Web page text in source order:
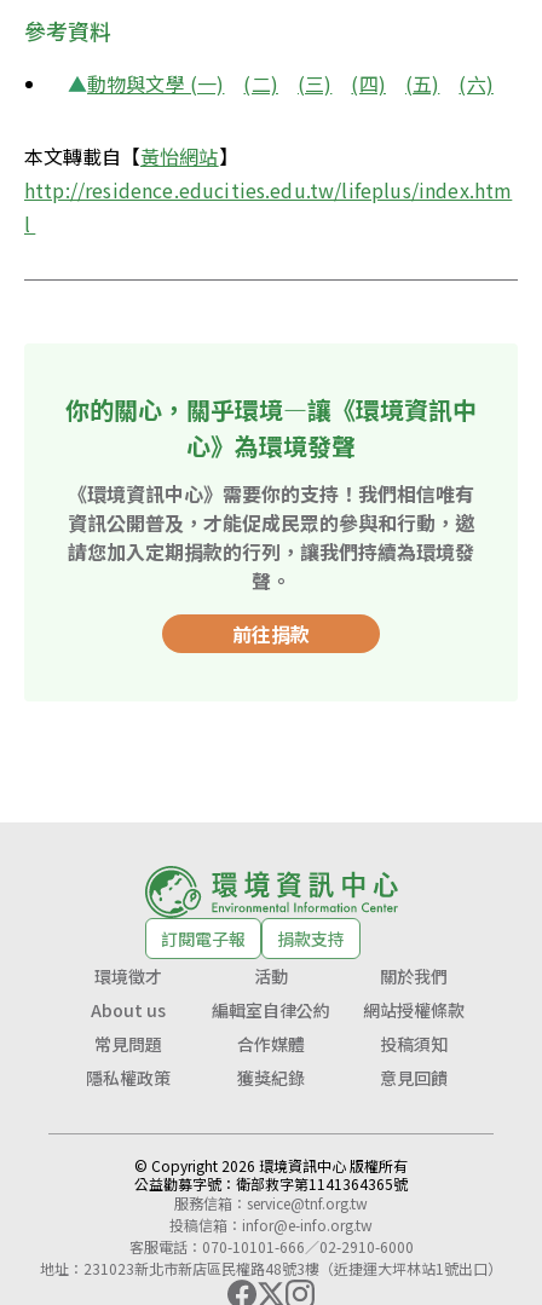
參考資料
▲動物與文學 (一) (二) (三) (四) (五) (六)
本文轉載自【黃怡網站】
http://residence.educities.edu.tw/lifeplus/index.htm
l
你的關心，關乎環境—讓《環境資訊中
心》為環境發聲
《環境資訊中心》需要你的支持！我們相信唯有
資訊公開普及，才能促成民眾的參與和行動，邀
請您加入定期捐款的行列，讓我們持續為環境發
聲。
前往捐款
訂閱電子報
捐款支持
環境徵才
活動
關於我們
About us
編輯室自律公約
網站授權條款
常見問題
合作媒體
投稿須知
隱私權政策
獲獎紀錄 意見回饋
© Copyright 2026 環境資訊中心 版權所有
公益勸募字號： 衛部救字第1141364365號
服務信箱： service@tnf.org.tw
投稿信箱： infor@e-info.org.tw
客服電話：070-10101-666／02-2910-6000
地址：231023新北市新店區民權路48號3樓（近捷運大坪林站1號出口）